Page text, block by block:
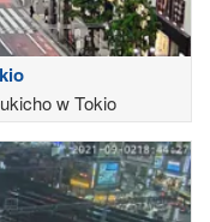
w Tokio